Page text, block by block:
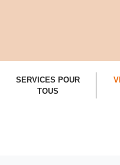
SERVICES POUR
TOUS